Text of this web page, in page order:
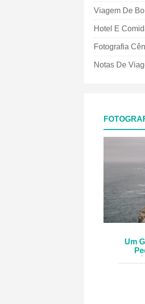
Viagem De
Hotel E
Fotografia
Notas De
Um